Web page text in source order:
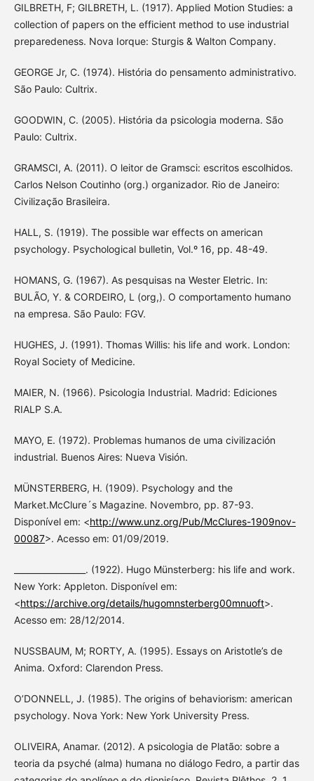
GILBRETH, F; GILBRETH, L. (1917). Applied Motion Studies: a
collection of papers on the efficient method to use industrial
preparedeness. Nova Iorque: Sturgis & Walton Company.
GEORGE Jr, C. (1974). História do pensamento administrativo.
São Paulo: Cultrix.
GOODWIN, C. (2005). História da psicologia moderna. São
Paulo: Cultrix.
GRAMSCI, A. (2011). O leitor de Gramsci: escritos escolhidos.
Carlos Nelson Coutinho (org.) organizador. Rio de Janeiro:
Civilização Brasileira.
HALL, S. (1919). The possible war effects on american
psychology. Psychological bulletin, Vol.º 16, pp. 48-49.
HOMANS, G. (1967). As pesquisas na Wester Eletric. In:
BULÃO, Y. & CORDEIRO, L (org,). O comportamento humano
na empresa. São Paulo: FGV.
HUGHES, J. (1991). Thomas Willis: his life and work. London:
Royal Society of Medicine.
MAIER, N. (1966). Psicologia Industrial. Madrid: Ediciones
RIALP S.A.
MAYO, E. (1972). Problemas humanos de uma civilización
industrial. Buenos Aires: Nueva Visión.
MÜNSTERBERG, H. (1909). Psychology and the
Market.McClure´s Magazine. Novembro, pp. 87-93.
Disponível em: <http://www.unz.org/Pub/McClures-1909nov-
00087>. Acesso em: 01/09/2019.
_________________. (1922). Hugo Münsterberg: his life and work.
New York: Appleton. Disponível em:
<https://archive.org/details/hugomnsterberg00mnuoft>.
Acesso em: 28/12/2014.
NUSSBAUM, M; RORTY, A. (1995). Essays on Aristotle’s de
Anima. Oxford: Clarendon Press.
O’DONNELL, J. (1985). The origins of behaviorism: american
psychology. Nova York: New York University Press.
OLIVEIRA, Anamar. (2012). A psicologia de Platão: sobre a
teoria da psyché (alma) humana no diálogo Fedro, a partir das